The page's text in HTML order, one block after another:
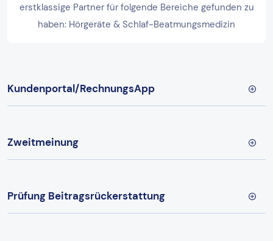
erstklassige Partner für folgende Bereiche gefunden zu
haben: Hörgeräte & Schlaf-Beatmungsmedizin
Kundenportal/RechnungsApp
Zweitmeinung
Prüfung Beitragsrückerstattung